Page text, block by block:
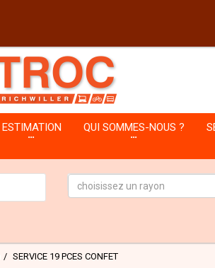
ESTIMATION QUI SOMMES-NOUS ?
choisissez un rayon
SERVICE 19 PCES CONFET